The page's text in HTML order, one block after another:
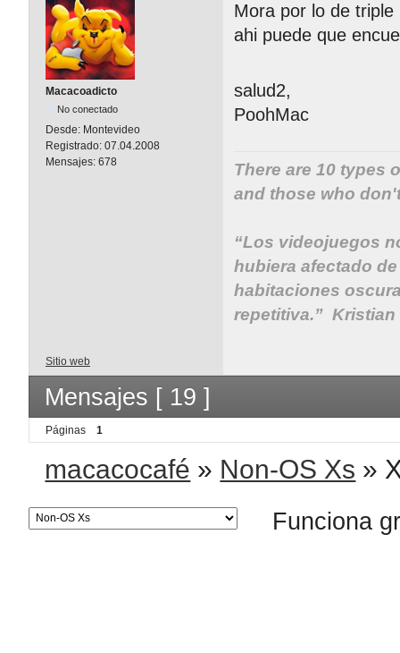
Macacoadicto
No conectado
Desde: Montevideo
Registrado: 07.04.2008
Mensajes: 678
Mora por lo de
ahi puede que
salud2,
PoohMac
There are 10 types
and those who
“Los videojuegos
hubiera afectado
habitaciones
repetitiva.” Kristian
Sitio web
Mensajes [ 19 ]
Páginas 1
macacocafé » Non-OS Xs »
Funciona